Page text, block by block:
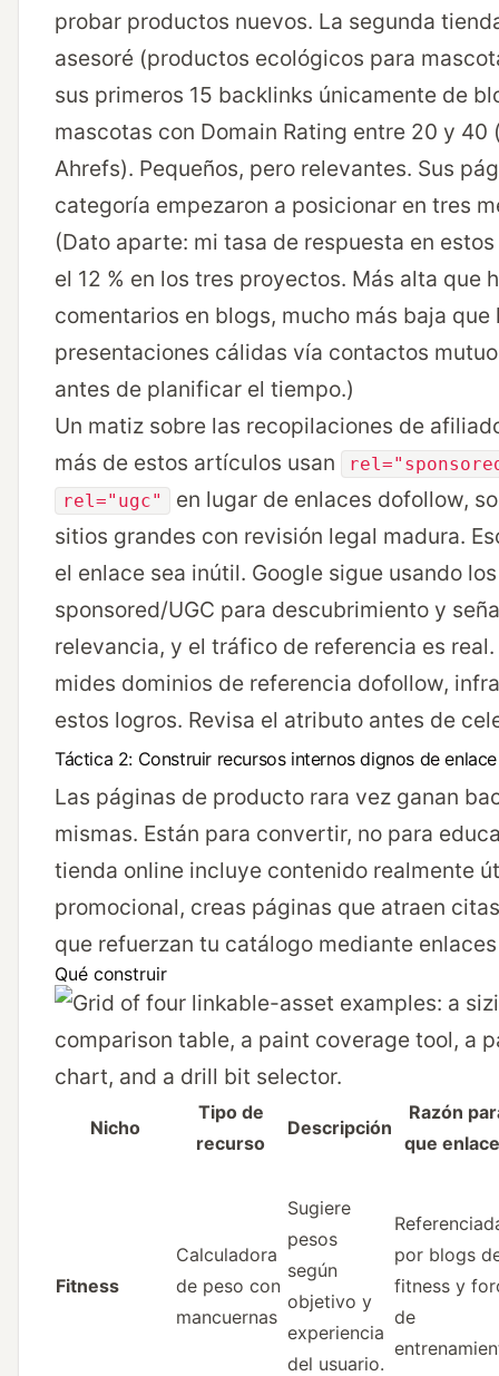
probar productos nuevos. La segunda
asesoré (productos ecológicos para
sus primeros 15 backlinks únicamente de
mascotas con Domain Rating entre 20 y 40
Ahrefs). Pequeños, pero relevantes. Sus
categoría empezaron a posicionar en tres
(Dato aparte: mi tasa de respuesta en
el 12 % en los tres proyectos. Más alta que
comentarios en blogs, mucho más baja que
presentaciones cálidas vía contactos
antes de planificar el tiempo.)
Un matiz sobre las recopilaciones de
más de estos artículos usan
rel="ugc"
en lugar de enlaces dofollow,
sitios grandes con revisión legal madura.
el enlace sea inútil. Google sigue usando
sponsored/UGC para descubrimiento y
relevancia, y el tráfico de referencia es real.
mides dominios de referencia dofollow,
estos logros. Revisa el atributo antes de
Táctica 2: Construir recursos internos dignos de enlace
Las páginas de producto rara vez ganan
mismas. Están para convertir, no para
tienda online incluye contenido realmente
promocional, creas páginas que atraen
que refuerzan tu catálogo mediante
Qué construir
Nicho
Tipo de
recurso
Descripción
Razón
que
Fitness
Calculadora
de peso con
mancuernas
Sugiere
pesos
según
objetivo y
experiencia
del usuario.
por blogs
fitness y
de